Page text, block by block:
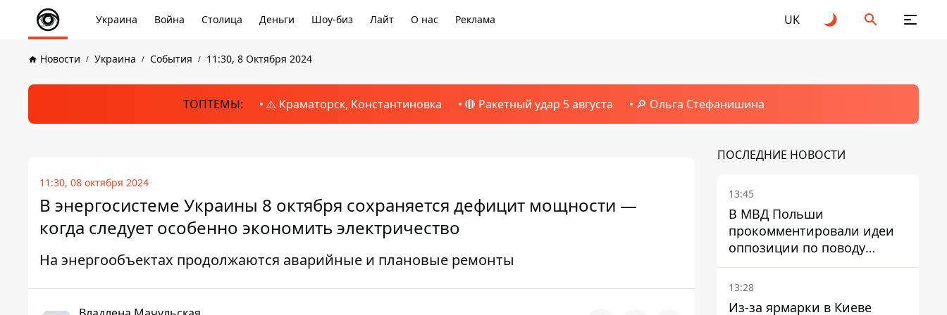
Украина Война Столица Деньги Шоу-биз Лайт О нас Реклама UK
Новости Украина События 11:30, 8 Октября 2024
ТОПТЕМЫ: ⚠️ Краматорск, Константиновка 🔴 Ракетный удар 5 августа 🔎 Ольга Стефанишина
11:30, 08 октября 2024
В энергосистеме Украины 8 октября сохраняется дефицит мощности —
когда следует особенно экономить электричество
На энергообъектах продолжаются аварийные и плановые ремонты
ПОСЛЕДНИЕ НОВОСТИ
13:45
В МВД Польши
прокомментировали идеи
оппозиции по поводу
депортации украинских
мужчин - абсурд и популизм
13:28
Из-за ярмарки в Киеве